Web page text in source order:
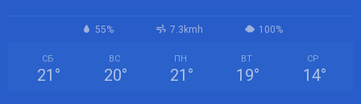
55% 7.3kmh 100%
СБ
21 °
ВС
20°
ПН
21 °
ВТ
19°
СР
14°